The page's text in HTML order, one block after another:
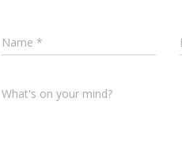
Name *
What's on your mind?